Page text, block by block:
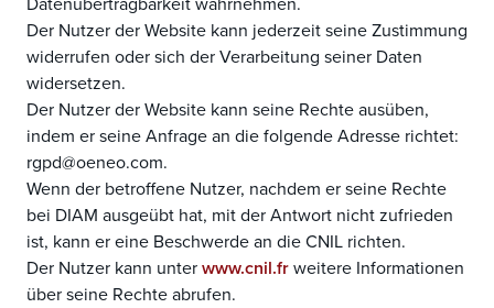
Der Nutzer der Website kann jederzeit seine Zustimmung
widerrufen oder sich der Verarbeitung seiner Daten
widersetzen.
Der Nutzer der Website kann seine Rechte ausüben,
indem er seine Anfrage an die folgende Adresse richtet:
rgpd@oeneo.com.
Wenn der betroffene Nutzer, nachdem er seine Rechte
bei DIAM ausgeübt hat, mit der Antwort nicht zufrieden
ist, kann er eine Beschwerde an die CNIL richten.
Der Nutzer kann unterwww.cnil.frweitere Informationen
über seine Rechte abrufen.